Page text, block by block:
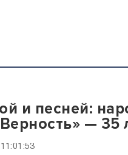
и песней:
— 35